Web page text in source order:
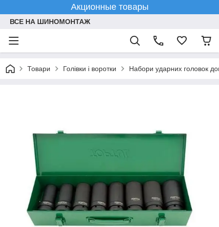
Акционные товары
ВСЕ НА ШИНОМОНТАЖ
Товари Голівки і воротки Набори ударних головок